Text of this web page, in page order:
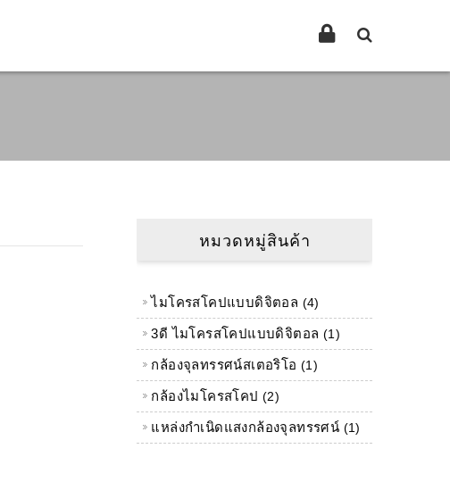
หมวดหมู่สินค้า
ไมโครสโคปแบบดิจิตอล 44 สินค้า
3ดี ไมโครสโคปแบบดิจิตอล 1 1 ผลิตภัณฑ์
กล้องจุลทรรศน์สเตอริโอ 1 1 ผลิตภัณฑ์
กล้องไมโครสโคป 22 สินค้า
แหล่งกำเนิดแสงกล้องจุลทรรศน์ 11 ผลิตภัณฑ์